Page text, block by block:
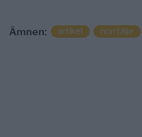
Ämnen: artikel norrtälje